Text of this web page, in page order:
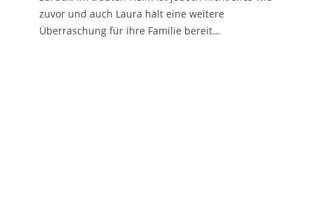
zuvor und auch Laura hält eine weitere
Überraschung für ihre Familie bereit…